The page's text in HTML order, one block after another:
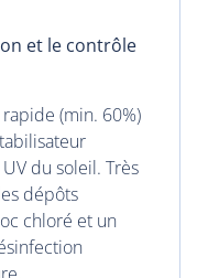
et le contrôle
(min. 60%)
du soleil. Très
dépôts
chloré et un